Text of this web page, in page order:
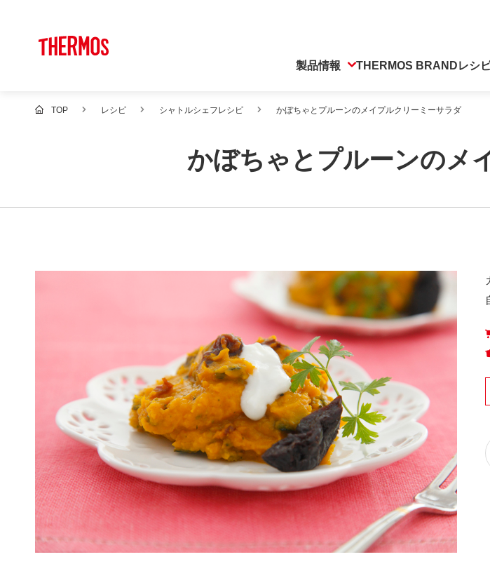
製品情報 THERMOS BRANDレシ
TOP レシピ シャトルシェフレシピ かぼちゃとプルーンのメイプルクリーミーサラダ
かぼちゃとプルーンのメ